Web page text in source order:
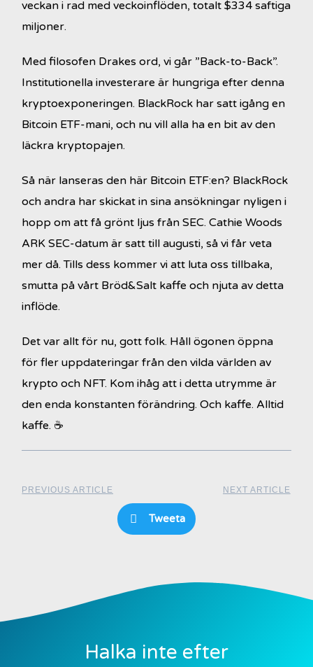
veckan i rad med veckoinflöden, totalt $334 saftiga
miljoner.
Med filosofen Drakes ord, vi går ”Back-to-Back”.
Institutionella investerare är hungriga efter denna
kryptoexponeringen. BlackRock har satt igång en
Bitcoin ETF-mani, och nu vill alla ha en bit av den
läckra kryptopajen.
Så när lanseras den här Bitcoin ETF:en? BlackRock
och andra har skickat in sina ansökningar nyligen i
hopp om att få grönt ljus från SEC. Cathie Woods
ARK SEC-datum är satt till augusti, så vi får veta
mer då. Tills dess kommer vi att luta oss tillbaka,
smutta på vårt Bröd&Salt kaffe och njuta av detta
inflöde.
Det var allt för nu, gott folk. Håll ögonen öppna
för fler uppdateringar från den vilda världen av
krypto och NFT. Kom ihåg att i detta utrymme är
den enda konstanten förändring. Och kaffe. Alltid
kaffe. ☕️
PREVIOUS ARTICLE NEXT ARTICLE
Tweeta
Halka inte efter